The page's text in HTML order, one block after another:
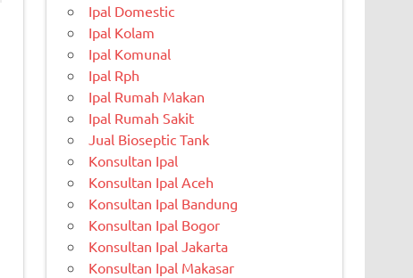
Ipal Domestic
Ipal Kolam
Ipal Komunal
Ipal Rph
Ipal Rumah Makan
Ipal Rumah Sakit
Jual Bioseptic Tank
Konsultan Ipal
Konsultan Ipal Aceh
Konsultan Ipal Bandung
Konsultan Ipal Bogor
Konsultan Ipal Jakarta
Konsultan Ipal Makasar